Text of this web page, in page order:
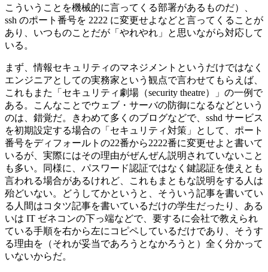
こういうことを機械的に言ってくる部署があるものだ）、
ssh のポート番号を 2222 に変更せよなどと言ってくることが
あり、いつものことだが「やれやれ」と思いながら対応して
いる。
まず、情報セキュリティのマネジメントというだけではなく
エンジニアとしての実務家という観点で言わせてもらえば、
これもまた「セキュリティ劇場（security theatre）」の一例で
ある。こんなことでウェブ・サーバの防御になるなどという
のは、錯覚だ。きわめて多くのブログなどで、sshd サービス
を初期設定する場合の「セキュリティ対策」として、ポート
番号をディフォールトの22番から2222番に変更せよと書いて
いるが、実際にはその理由がぜんぜん説明されていないこと
も多い。同様に、パスワード認証ではなく鍵認証を使えとも
言われる場合があるけれど、これもまともな説明をする人は
殆どいない。どうしてかというと、そういう記事を書いてい
る人間はコタツ記事を書いているだけの学生だったり、ある
いは IT ゼネコンの下っ端などで、要するに会社で教えられ
ている手順を右から左にコピペしているだけであり、そうす
る理由を（それが妥当であろうとなかろうと）全く分かって
いないからだ。